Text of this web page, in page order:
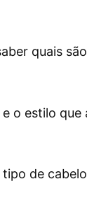
quais
o estilo
de